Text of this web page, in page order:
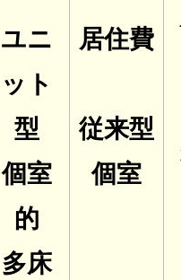
ユニ
ット
型
個室
的
多床
居住費
従来型
個室